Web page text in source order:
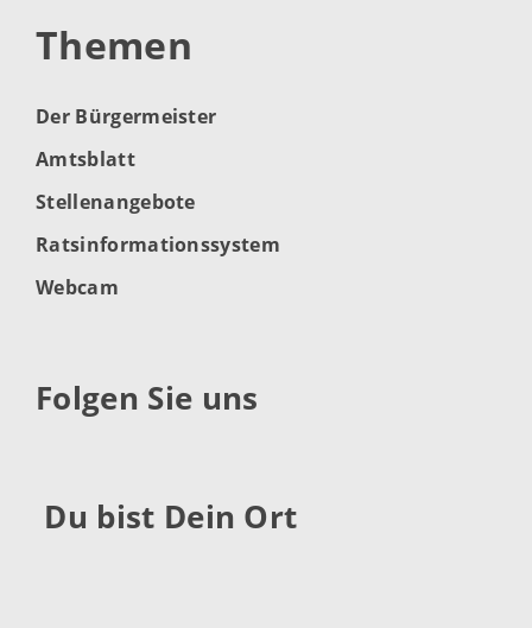
Themen
Der Bürgermeister
Amtsblatt
Stellenangebote
Ratsinformationssystem
Webcam
Folgen Sie uns
Du bist Dein Ort